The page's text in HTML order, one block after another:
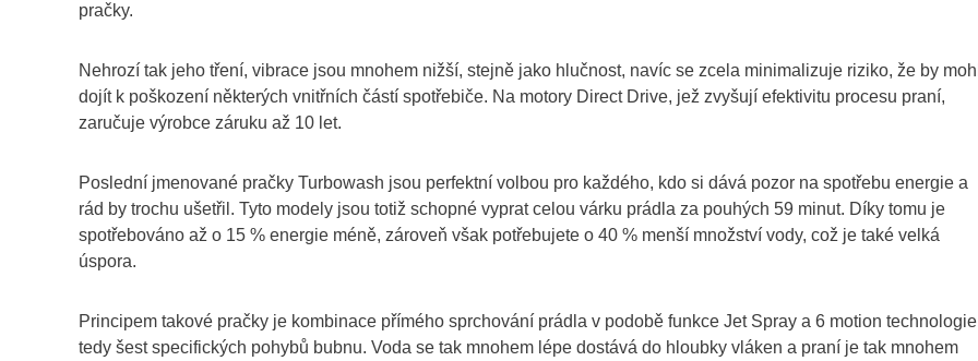
pračky.
Nehrozí tak jeho tření, vibrace jsou mnohem nižší, stejně jako hlučnost, navíc se zcela minimalizuje riziko, že by
dojít k poškození některých vnitřních částí spotřebiče. Na motory Direct Drive, jež zvyšují efektivitu procesu praní,
zaručuje výrobce záruku až 10 let.
Poslední jmenované pračky Turbowash jsou perfektní volbou pro každého, kdo si dává pozor na spotřebu energie a
rád by trochu ušetřil. Tyto modely jsou totiž schopné vyprat celou várku prádla za pouhých 59 minut. Díky tomu je
spotřebováno až o 15 % energie méně, zároveň však potřebujete o 40 % menší množství vody, což je také velká
úspora.
Principem takové pračky je kombinace přímého sprchování prádla v podobě funkce Jet Spray a 6 motion
tedy šest specifických pohybů bubnu. Voda se tak mnohem lépe dostává do hloubky vláken a praní je tak mnohem